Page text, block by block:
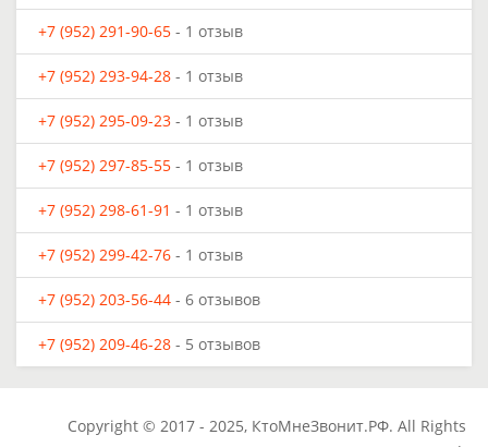
+7 (952) 291-90-65 - 1 отзыв
+7 (952) 293-94-28 - 1 отзыв
+7 (952) 295-09-23 - 1 отзыв
+7 (952) 297-85-55 - 1 отзыв
+7 (952) 298-61-91 - 1 отзыв
+7 (952) 299-42-76 - 1 отзыв
+7 (952) 203-56-44 - 6 отзывов
+7 (952) 209-46-28 - 5 отзывов
Copyright © 2017 - 2025, КтоМнеЗвонит.РФ. All Rights